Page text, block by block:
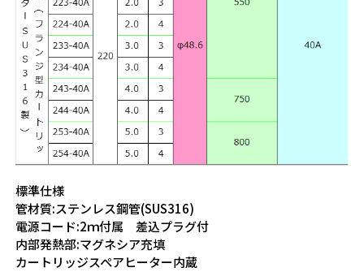
標準仕様
管材質:ステンレス鋼管(SUS316)
電源コード:2ｍ付属 差込プラグ付
内部発熱部:マグネシア充填
カートリッジスペアヒーター内蔵